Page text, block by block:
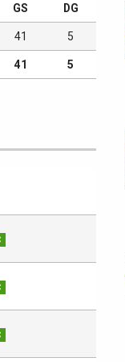
GS DG
41 5
41 5